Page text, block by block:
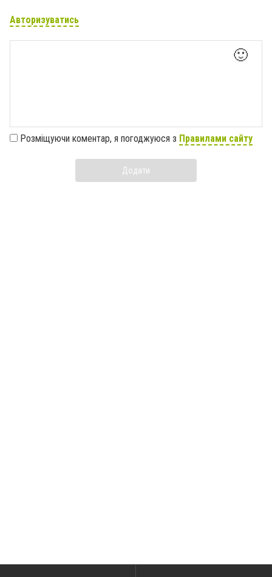
Авторизуватись
🙂
Розміщуючи коментар, я погоджуюся з Правилами сайту
Додати